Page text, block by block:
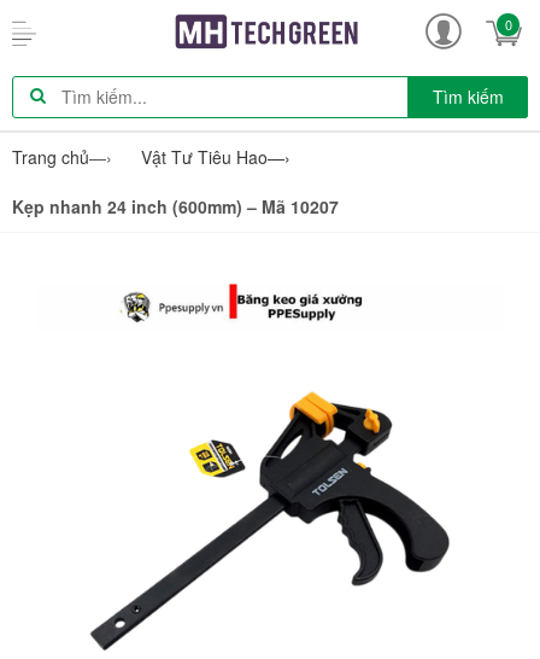
0
Tìm kiếm
Trang chủ—› Vật Tư Tiêu Hao—›
Kẹp nhanh 24 inch (600mm) – Mã 10207